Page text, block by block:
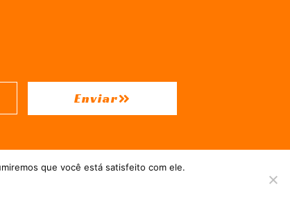
Enviar
em
que você está satisfeito com ele.